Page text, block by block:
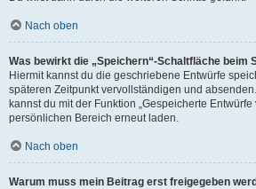
Nach oben
Was bewirkt die „Speichern“-Schaltfläche beim
Hiermit kannst du die geschriebene Entwürfe
späteren Zeitpunkt vervollständigen und
kannst du mit der Funktion „Gespeicherte
persönlichen Bereich erneut laden.
Nach oben
Warum muss mein Beitrag erst freigegeben